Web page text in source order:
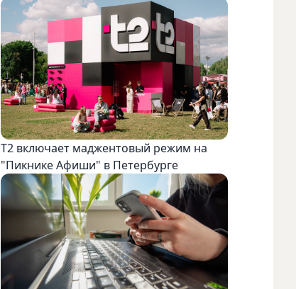
Т2 включает маджентовый режим на
"Пикнике Афиши" в Петербурге